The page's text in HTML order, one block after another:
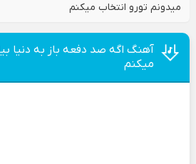
میدونم تورو انتخاب میکنم
آهنگ اگه صد دفعه باز به دنیا
میکنم